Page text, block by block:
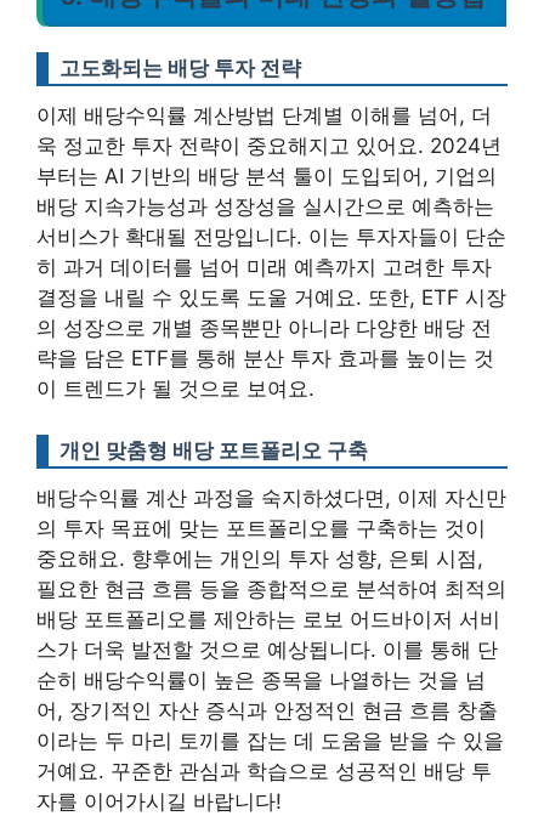
고도화되는 배당 투자 전략
이제 배당수익률 계산방법 단계별 이해를 넘어, 더
욱 정교한 투자 전략이 중요해지고 있어요. 2024년
부터는 AI 기반의 배당 분석 툴이 도입되어, 기업의
배당 지속가능성과 성장성을 실시간으로 예측하는
서비스가 확대될 전망입니다. 이는 투자자들이 단순
히 과거 데이터를 넘어 미래 예측까지 고려한 투자
결정을 내릴 수 있도록 도울 거예요. 또한, ETF 시장
의 성장으로 개별 종목뿐만 아니라 다양한 배당 전
략을 담은 ETF를 통해 분산 투자 효과를 높이는 것
이 트렌드가 될 것으로 보여요.
개인 맞춤형 배당 포트폴리오 구축
배당수익률 계산 과정을 숙지하셨다면, 이제 자신만
의 투자 목표에 맞는 포트폴리오를 구축하는 것이
중요해요. 향후에는 개인의 투자 성향, 은퇴 시점,
필요한 현금 흐름 등을 종합적으로 분석하여 최적의
배당 포트폴리오를 제안하는 로보 어드바이저 서비
스가 더욱 발전할 것으로 예상됩니다. 이를 통해 단
순히 배당수익률이 높은 종목을 나열하는 것을 넘
어, 장기적인 자산 증식과 안정적인 현금 흐름 창출
이라는 두 마리 토끼를 잡는 데 도움을 받을 수 있을
거예요. 꾸준한 관심과 학습으로 성공적인 배당 투
자를 이어가시길 바랍니다!